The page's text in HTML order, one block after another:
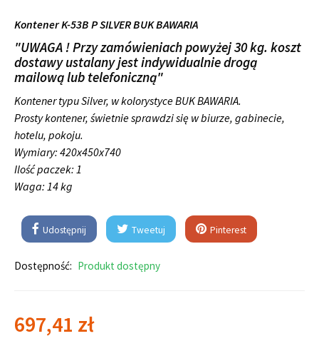
Kontener K-53B P SILVER BUK BAWARIA
"UWAGA ! Przy zamówieniach powyżej 30 kg. koszt
dostawy ustalany jest indywidualnie drogą
mailową lub telefoniczną"
Kontener typu Silver, w kolorystyce BUK BAWARIA.
Prosty kontener, świetnie sprawdzi się w biurze, gabinecie,
hotelu, pokoju.
Wymiary: 420x450x740
Ilość paczek: 1
Waga: 14 kg
Udostępnij Tweetuj Pinterest
Dostępność: Produkt dostępny
697,41 zł